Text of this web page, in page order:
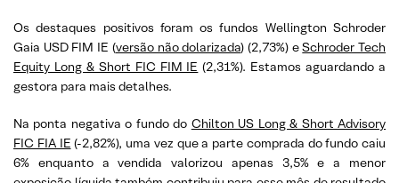
Os destaques positivos foram os fundos Wellington Schroder
Gaia USD FIM IE (versão não dolarizada) (2,73%) eSchroder Tech
Equity Long & Short FIC FIM IE (2,31%). Estamos aguardando a
gestora para mais detalhes.
Na ponta negativa o fundo do Chilton US Long & Short Advisory
FIC FIA IE (-2,82%), uma vez que a parte comprada do fundo caiu
6% enquanto a vendida valorizou apenas 3,5% e a menor